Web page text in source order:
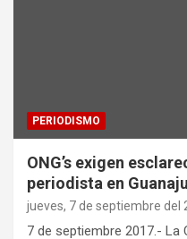
PERIODISMO
ONG’s exigen
periodista en
jueves, 7 de septiembre del
7 de septiembre 2017.-